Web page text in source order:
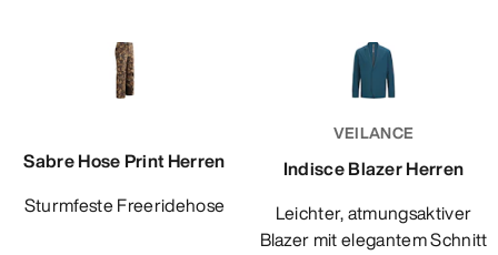
Sabre Hose Print Herren
Sturmfeste Freeridehose
VEILANCE
Indisce Blazer Herren
Leichter, atmungsaktiver
Blazer mit elegantem Schnitt